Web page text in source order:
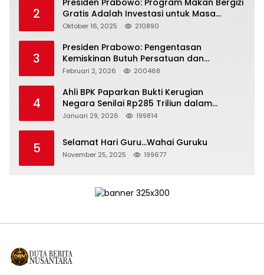
2
Gratis Adalah Investasi untuk Masa
Depan Bangsa
Oktober 16, 2025 210890
3
Presiden Prabowo: Pengentasan
Kemiskinan Butuh Persatuan dan
Kepemimpinan yang Bertanggung Jawab
Februari 2, 2026 200468
4
Ahli BPK Paparkan Bukti Kerugian
Negara Senilai Rp285 Triliun dalam
Persidangan Korupsi PT Pertamina
Januari 29, 2026 199814
5 Selamat Hari Guru…Wahai Guruku
November 25, 2025 199677